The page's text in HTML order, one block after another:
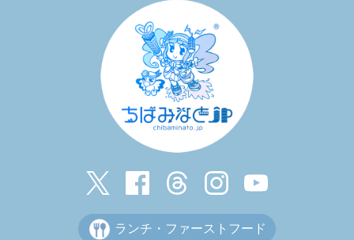
ランチ・ファーストフード